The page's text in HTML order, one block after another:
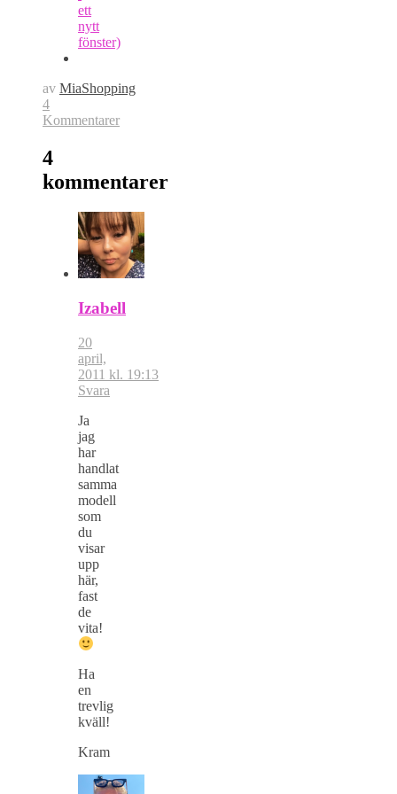
ett
nytt
fönster)
av MiaShopping
4
Kommentarer
4
kommentarer
Izabell
20
april,
2011 kl. 19:13
Svara
Ja
jag
har
handlat
samma
modell
som
du
visar
upp
här,
fast
de
vita!
Ha
en
trevlig
kväll!
Kram